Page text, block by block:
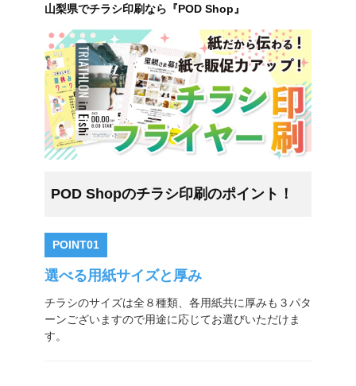
耐水紙（フィルム素材）
大判・ポスター・横断幕
為書き
封筒
冊子・パンフレット（中綴じ） +
山梨県でチラシ印刷なら『POD Shop』
POD Shopのチラシ印刷のポイント！
POINT01
選べる用紙サイズと厚み
チラシのサイズは全８種類、各用紙共に厚みも３パタ
ーンございますので用途に応じてお選びいただけま
す。